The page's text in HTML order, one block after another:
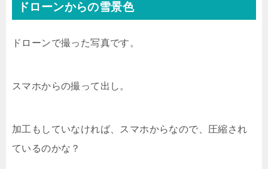
ドローンからの雪景色
ドローンで撮った写真です。
スマホからの撮って出し。
加工もしていなければ、スマホからなので、圧縮され
ているのかな？